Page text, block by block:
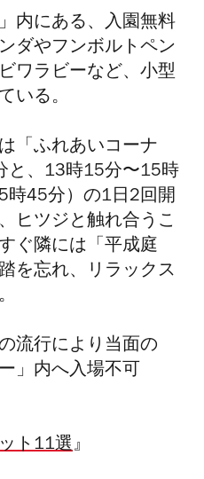
内にある、入園無料
ダやフンボルトペン
ワラビーなど、小型
いる。
「ふれあいコーナ
と、13時15分〜15時
時45分）の1日2回開
ヒツジと触れ合うこ
ぐ隣には「平成庭
を忘れ、リラックス
流行により当面の
」内へ入場不可
ト11選』